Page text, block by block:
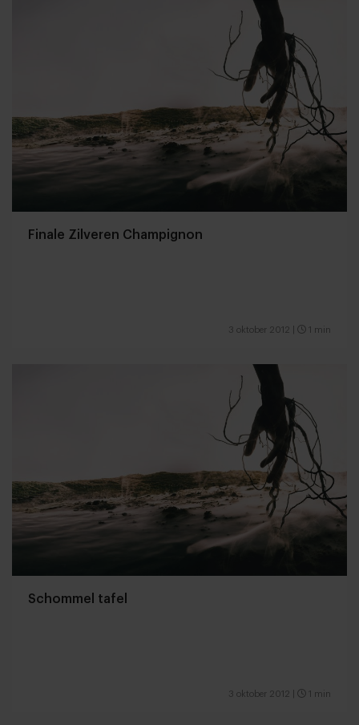
Finale Zilveren Champignon
3 oktober 2012 1 min
Schommel tafel
3 oktober 2012 1 min